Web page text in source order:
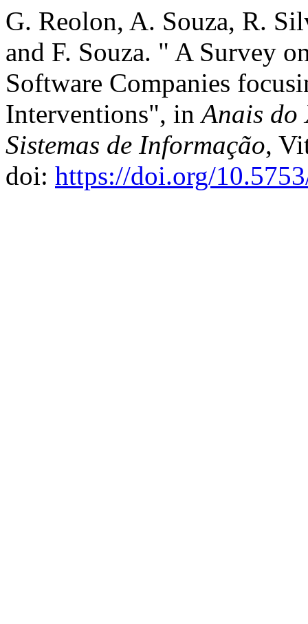
G. Reolon, A. Souza, R.
and F. Souza. " A Survey
Software Companies
Interventions", inAnais do
Sistemas de Informação,
doi: https://doi.org/